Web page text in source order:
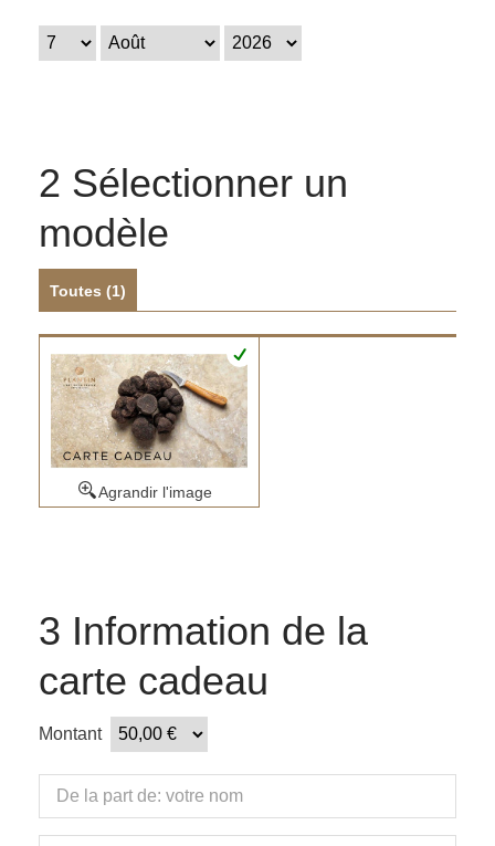
2 Sélectionner un
modèle
Toutes (1)
Agrandir l'image
3 Information de la
carte cadeau
Montant